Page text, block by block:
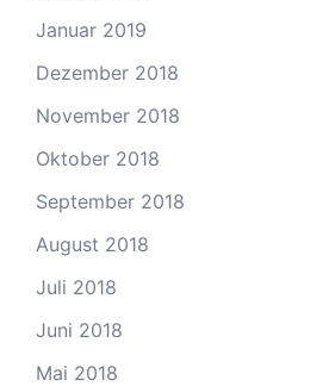
Januar 2019
Dezember 2018
November 2018
Oktober 2018
September 2018
August 2018
Juli 2018
Juni 2018
Mai 2018